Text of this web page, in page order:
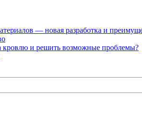
— новая разработка и
кровлю и решить возможные проблемы?